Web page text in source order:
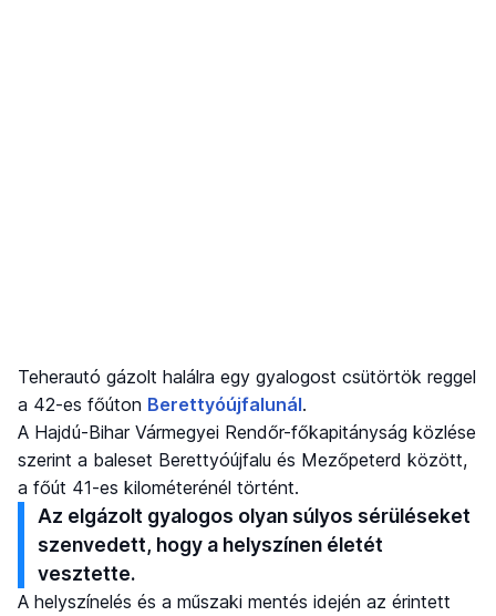
Teherautó gázolt halálra egy gyalogost csütörtök reggel
a 42-es főúton Berettyóújfalunál.
A Hajdú-Bihar Vármegyei Rendőr-főkapitányság közlése
szerint a baleset Berettyóújfalu és Mezőpeterd között,
a főút 41-es kilométerénél történt.
Az elgázolt gyalogos olyan súlyos sérüléseket
szenvedett, hogy a helyszínen életét
vesztette.
A helyszínelés és a műszaki mentés idején az érintett